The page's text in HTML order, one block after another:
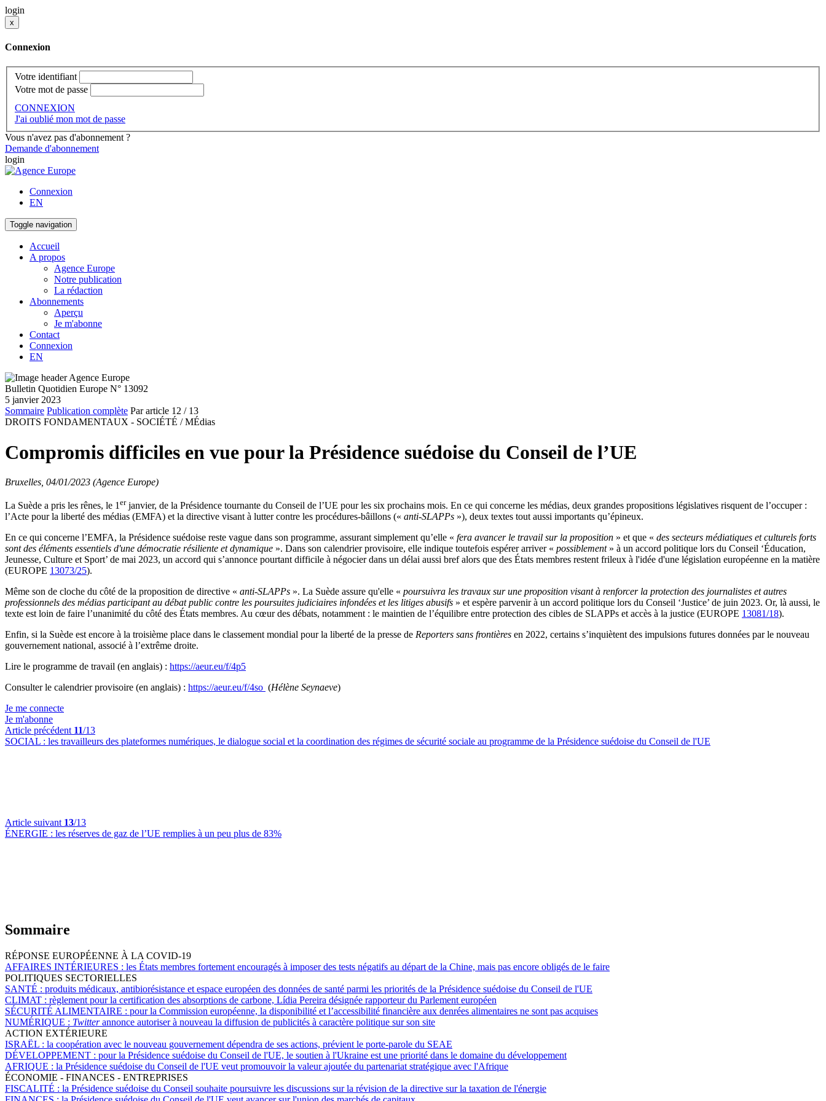
login
x
Connexion
Votre identifiant
Votre mot de passe
CONNEXION
J'ai oublié mon mot de passe
Vous n'avez pas d'abonnement ?
Demande d'abonnement
login
Connexion
EN
Toggle navigation
Accueil
A propos
Agence Europe
Notre publication
La rédaction
Abonnements
Aperçu
Je m'abonne
Contact
Connexion
EN
Bulletin Quotidien Europe N° 13092
5 janvier 2023
Sommaire Publication complète Par article 12 / 13
DROITS FONDAMENTAUX - SOCIÉTÉ / MÉdias
Compromis difficiles en vue pour la Présidence suédoise du Conseil de l’UE
Bruxelles, 04/01/2023 (Agence Europe)
La Suède a pris les rênes, le 1 erjanvier, de la Présidence tournante du Conseil de l’UE pour les six prochains mois. En ce qui concerne les médias, deux grandes propositions législatives risquent de l’occuper :
l’Acte pour la liberté des médias (EMFA) et la directive visant à lutter contre les procédures-bâillons (« anti-SLAPPs »), deux textes tout aussi importants qu’épineux.
En ce qui concerne l’EMFA, la Présidence suédoise reste vague dans son programme, assurant simplement qu’elle « fera avancer le travail sur la proposition » et que « des secteurs médiatiques et culturels forts
sont des éléments essentiels d'une démocratie résiliente et dynamique ». Dans son calendrier provisoire, elle indique toutefois espérer arriver « possiblement» à un accord politique lors du Conseil ‘Éducation,
Jeunesse, Culture et Sport’ de mai 2023, un accord qui s’annonce pourtant difficile à négocier dans un délai aussi bref alors que des États membres restent frileux à l'idée d'une législation européenne en la matière
(EUROPE 13073/25).
Même son de cloche du côté de la proposition de directive « anti-SLAPPs ». La Suède assure qu'elle « poursuivra les travaux sur une proposition visant à renforcer la protection des journalistes et autres
professionnels des médias participant au débat public contre les poursuites judiciaires infondées et les litiges abusifs » et espère parvenir à un accord politique lors du Conseil ‘Justice’ de juin 2023. Or, là aussi, le
texte est loin de faire l’unanimité du côté des États membres. Au cœur des débats, notamment : le maintien de l’équilibre entre protection des cibles de SLAPPs et accès à la justice (EUROPE 13081/18).
Enfin, si la Suède est encore à la troisième place dans le classement mondial pour la liberté de la presse de Reporters sans frontières en 2022, certains s’inquiètent des impulsions futures données par le nouveau
gouvernement national, associé à l’extrême droite.
Lire le programme de travail (en anglais) : https://aeur.eu/f/4p5
Consulter le calendrier provisoire (en anglais) : https://aeur.eu/f/4so (Hélène Seynaeve)
Je me connecte
Je m'abonne
Article précédent 11/13
SOCIAL : les travailleurs des plateformes numériques, le dialogue social et la coordination des régimes de sécurité sociale au programme de la Présidence suédoise du Conseil de l'UE
Article suivant 13/13
ÉNERGIE : les réserves de gaz de l’UE remplies à un peu plus de 83%
Sommaire
RÉPONSE EUROPÉENNE À LA COVID-19
AFFAIRES INTÉRIEURES : les États membres fortement encouragés à imposer des tests négatifs au départ de la Chine, mais pas encore obligés de le faire
POLITIQUES SECTORIELLES
SANTÉ : produits médicaux, antibiorésistance et espace européen des données de santé parmi les priorités de la Présidence suédoise du Conseil de l'UE
CLIMAT : règlement pour la certification des absorptions de carbone, Lídia Pereira désignée rapporteur du Parlement européen
SÉCURITÉ ALIMENTAIRE : pour la Commission européenne, la disponibilité et l’accessibilité financière aux denrées alimentaires ne sont pas acquises
NUMÉRIQUE : Twitterannonce autoriser à nouveau la diffusion de publicités à caractère politique sur son site
ACTION EXTÉRIEURE
ISRAËL : la coopération avec le nouveau gouvernement dépendra de ses actions, prévient le porte-parole du SEAE
DÉVELOPPEMENT : pour la Présidence suédoise du Conseil de l'UE, le soutien à l'Ukraine est une priorité dans le domaine du développement
AFRIQUE : la Présidence suédoise du Conseil de l'UE veut promouvoir la valeur ajoutée du partenariat stratégique avec l'Afrique
ÉCONOMIE - FINANCES - ENTREPRISES
FISCALITÉ : la Présidence suédoise du Conseil souhaite poursuivre les discussions sur la révision de la directive sur la taxation de l'énergie